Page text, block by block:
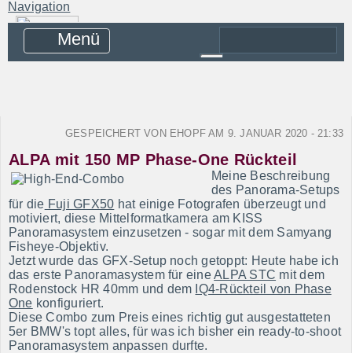
Direkt zum Inhalt
Navigation
Header Pano Rotation
Blog-Archiv
Produkte
Nodalpunktadapter
Rotatoren
Klemmen und Platten
Nivellierer
Spezialgeräte
Zubehör
SUCHE
GESPEICHERT VON EHOPFAM 9. JANUAR 2020 - 21:33
ALPA mit 150 MP Phase-One Rückteil
Meine Beschreibung
des Panorama-Setups
für die Fuji GFX50 hat einige Fotografen überzeugt und
motiviert, diese Mittelformatkamera am KISS
Panoramasystem einzusetzen - sogar mit dem Samyang
Fisheye-Objektiv.
Jetzt wurde das GFX-Setup noch getoppt: Heute habe ich
das erste Panoramasystem für eineALPA STC mit dem
Rodenstock HR 40mm und dem IQ4-Rückteil von Phase
One konfiguriert.
Diese Combo zum Preis eines richtig gut ausgestatteten
5er BMW's topt alles, für was ich bisher ein ready-to-shoot
Panoramasystem anpassen durfte.